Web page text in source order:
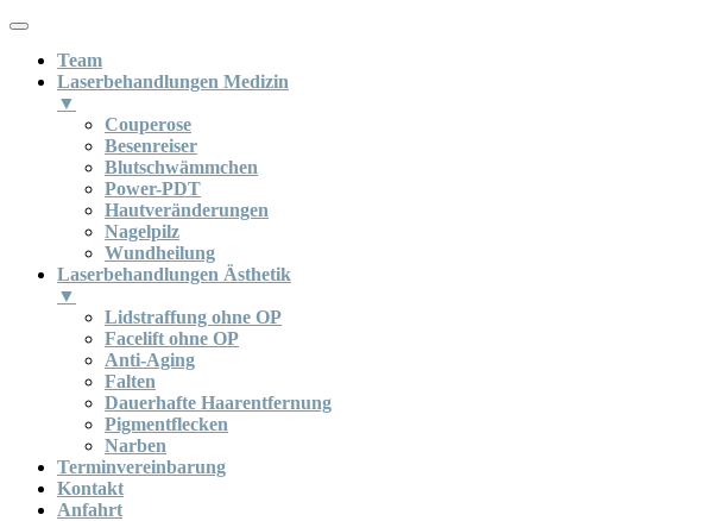
Team
Laserbehandlungen Medizin
▼
Couperose
Besenreiser
Blutschwämmchen
Power-PDT
Hautveränderungen
Nagelpilz
Wundheilung
Laserbehandlungen Ästhetik
▼
Lidstraffung ohne OP
Facelift ohne OP
Anti-Aging
Falten
Dauerhafte Haarentfernung
Pigmentflecken
Narben
Terminvereinbarung
Kontakt
Anfahrt